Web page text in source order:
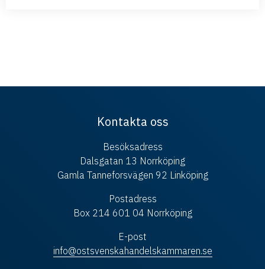
Kontakta oss
Besöksadress
Dalsgatan 13 Norrköping
Gamla Tanneforsvägen 92 Linköping
Postadress
Box 214 601 04 Norrköping
E-post
info@ostsvenskahandelskammaren.se